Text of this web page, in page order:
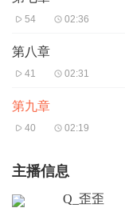
54 02:36
第八章
41 02:31
第九章
40 02:19
主播信息
Q_歪歪